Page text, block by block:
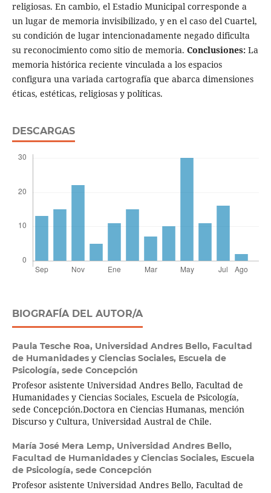
religiosas. En cambio, el Estadio Municipal corresponde a
un lugar de memoria invisibilizado, y en el caso del Cuartel,
su condición de lugar intencionadamente negado dificulta
su reconocimiento como sitio de memoria. Conclusiones:La
memoria histórica reciente vinculada a los espacios
configura una variada cartografía que abarca dimensiones
éticas, estéticas, religiosas y políticas.
DESCARGAS
BIOGRAFÍA DEL AUTOR/A
Paula Tesche Roa, Universidad Andres Bello, Facultad
de Humanidades y Ciencias Sociales, Escuela de
Psicología, sede Concepción
Profesor asistente Universidad Andres Bello, Facultad de
Humanidades y Ciencias Sociales, Escuela de Psicología,
sede Concepción.Doctora en Ciencias Humanas, mención
Discurso y Cultura, Universidad Austral de Chile.
María José Mera Lemp, Universidad Andres Bello,
Facultad de Humanidades y Ciencias Sociales, Escuela
de Psicología, sede Concepción
Profesor asistente Universidad Andres Bello, Facultad de